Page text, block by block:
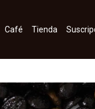
Café Tienda